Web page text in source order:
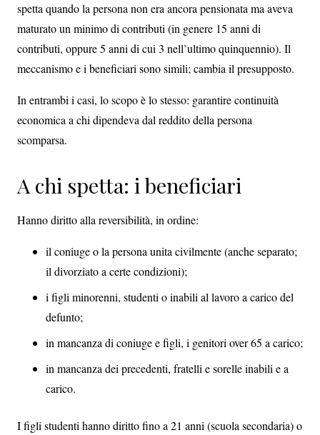
spetta quando la persona non era ancora pensionata ma aveva
maturato un minimo di contributi (in genere 15 anni di
contributi, oppure 5 anni di cui 3 nell’ultimo quinquennio). Il
meccanismo e i beneficiari sono simili; cambia il presupposto.
In entrambi i casi, lo scopo è lo stesso: garantire continuità
economica a chi dipendeva dal reddito della persona
scomparsa.
A chi spetta: i beneficiari
Hanno diritto alla reversibilità, in ordine:
il coniuge o la persona unita civilmente (anche separato;
il divorziato a certe condizioni);
i figli minorenni, studenti o inabili al lavoro a carico del
defunto;
in mancanza di coniuge e figli, i genitori over 65 a carico;
in mancanza dei precedenti, fratelli e sorelle inabili e a
carico.
I figli studenti hanno diritto fino a 21 anni (scuola secondaria) o